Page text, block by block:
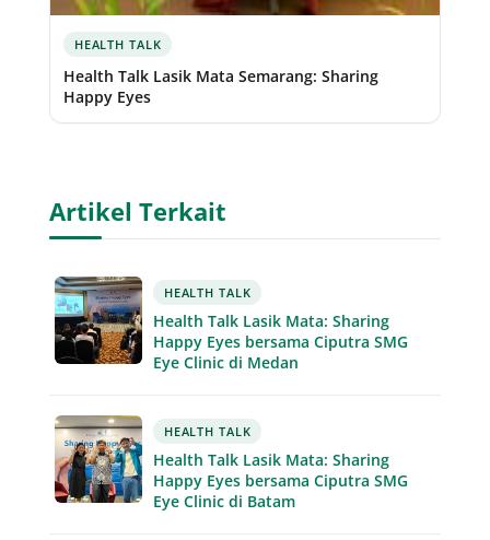
HEALTH TALK
Health Talk Lasik Mata Semarang: Sharing
Happy Eyes
Artikel Terkait
HEALTH TALK
Health Talk Lasik Mata: Sharing
Happy Eyes bersama Ciputra SMG
Eye Clinic di Medan
HEALTH TALK
Health Talk Lasik Mata: Sharing
Happy Eyes bersama Ciputra SMG
Eye Clinic di Batam